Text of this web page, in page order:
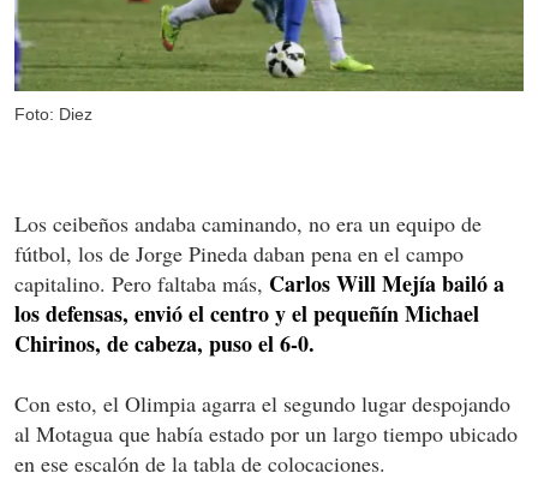
Foto: Diez
Los ceibeños andaba caminando, no era un equipo de
fútbol, los de Jorge Pineda daban pena en el campo
capitalino. Pero faltaba más, Carlos Will Mejía bailó a
los defensas, envió el centro y el pequeñín Michael
Chirinos, de cabeza, puso el 6-0.
Con esto, el Olimpia agarra el segundo lugar despojando
al Motagua que había estado por un largo tiempo ubicado
en ese escalón de la tabla de colocaciones.